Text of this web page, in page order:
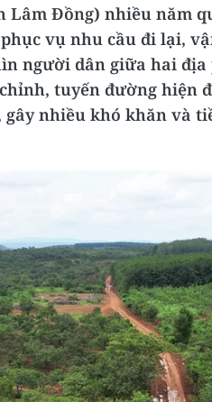
Lâm Đồng) nhiều năm
vụ nhu cầu đi lại,
người dân giữa hai
tuyến đường hiện
nhiều khó khăn và